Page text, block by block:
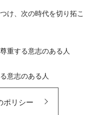
け、次の時代を切り拓こ
重する意志のある人
意志のある人
ポリシー